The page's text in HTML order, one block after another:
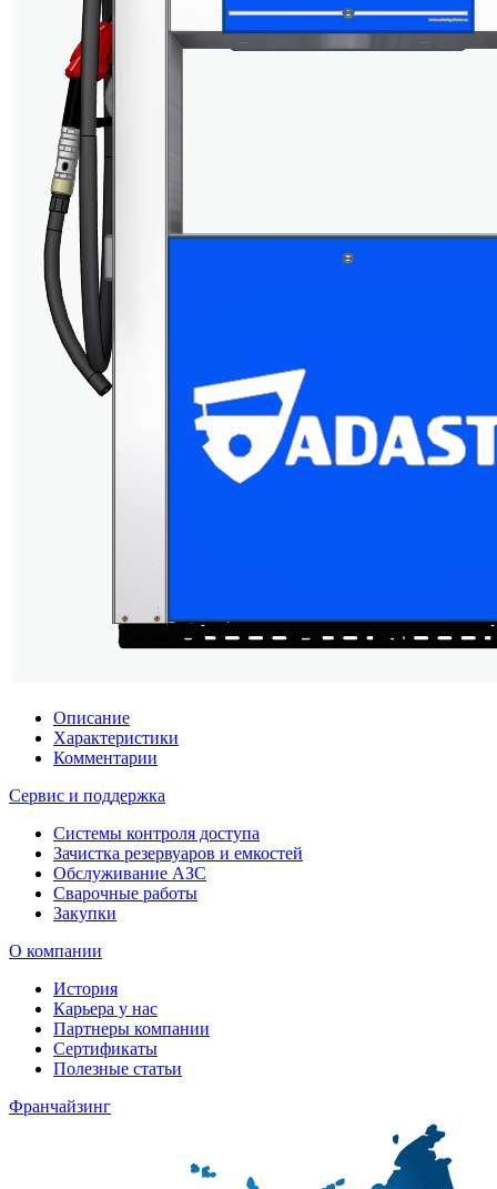
Описание
Характеристики
Комментарии
Сервис и поддержка
Системы контроля доступа
Зачистка резервуаров и емкостей
Обслуживание АЗС
Сварочные работы
Закупки
О компании
История
Карьера у нас
Партнеры компании
Сертификаты
Полезные статьи
Франчайзинг